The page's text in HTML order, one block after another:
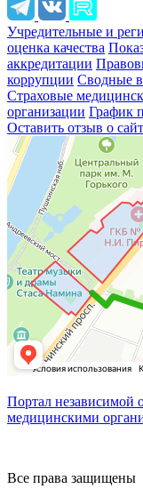
Учредительные и
оценка качества
аккредитации
коррупции Сводные
Страховые
организации График
Оставить отзыв о
Портал независимой
медицинскими
Все права защищены